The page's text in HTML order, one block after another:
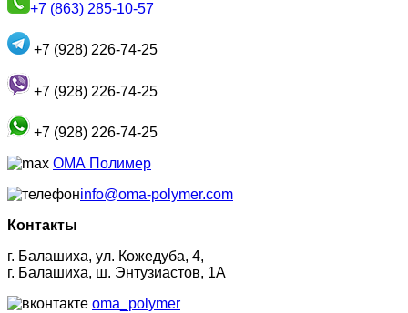
+7 (863) 285-10-57
+7 (928) 226-74-25
+7 (928) 226-74-25
+7 (928) 226-74-25
ОМА Полимер
info@oma-polymer.com
Контакты
г. Балашиха, ул. Кожедуба, 4,
г. Балашиха, ш. Энтузиастов, 1А
oma_polymer